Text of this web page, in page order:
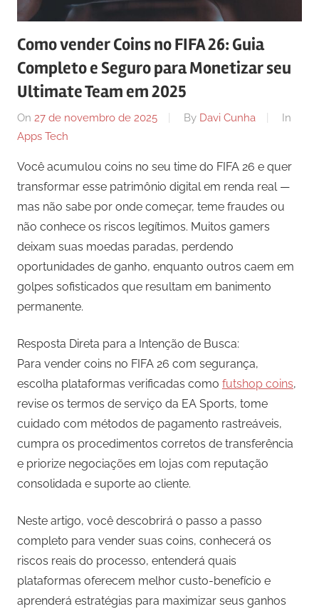
comunicação
com
os
seus
púbicos.
Como vender Coins no FIFA 26: Guia
Completo e Seguro para Monetizar seu
Ultimate Team em 2025
On 27 de novembro de 2025 By Davi Cunha
In
Apps Tech
Você acumulou coins no seu time do FIFA 26 e quer
transformar esse patrimônio digital em renda real —
mas não sabe por onde começar, teme fraudes ou
não conhece os riscos legítimos. Muitos gamers
deixam suas moedas paradas, perdendo
oportunidades de ganho, enquanto outros caem em
golpes sofisticados que resultam em banimento
permanente.
Resposta Direta para a Intenção de Busca:
Para vender coins no FIFA 26 com segurança,
escolha plataformas verificadas como futshop coins,
revise os termos de serviço da EA Sports, tome
cuidado com métodos de pagamento rastreáveis,
cumpra os procedimentos corretos de transferência
e priorize negociações em lojas com reputação
consolidada e suporte ao cliente.
Neste artigo, você descobrirá o passo a passo
completo para vender suas coins, conhecerá os
riscos reais do processo, entenderá quais
plataformas oferecem melhor custo-benefício e
aprenderá estratégias para maximizar seus ganhos